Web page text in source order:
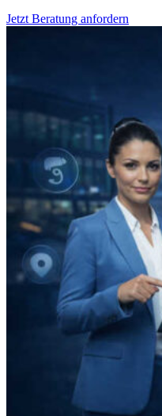
Jetzt Beratung anfordern